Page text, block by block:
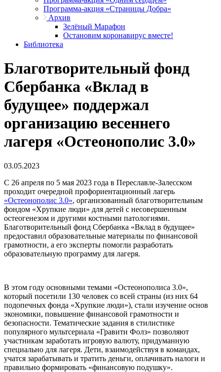
Программа-акция «Страницы Добра»
Архив
Зелёный Марафон
Остановим коронавирус вместе!
Библиотека
Благотворительный фонд
Сбербанка «Вклад в
будущее» поддержал
организацию весеннего
лагеря «Остеонополис 3.0»
03.05.2023
С 26 апреля по 5 мая 2023 года в Переславле-Залесском
проходит очередной профориентационный лагерь
«Остеонополис 3.0», организованный благотворительным
фондом «Хрупкие люди» для детей с несовершенным
остеогенезом и другими костными патологиями.
Благотворительный фонд Сбербанка «Вклад в будущее»
предоставил образовательные материалы по финансовой
грамотности, а его эксперты помогли разработать
образовательную программу для лагеря.
В этом году основными темами «Остеонополиса 3.0»,
который посетили 130 человек со всей страны (из них 64
подопечных фонда «Хрупкие люди»), стали изучение основ
экономики, повышение финансовой грамотности и
безопасности. Тематические задания в стилистике
популярного мультсериала «Гравити Фолз» позволяют
участникам заработать игровую валюту, придуманную
специально для лагеря. Дети, взаимодействуя в командах,
учатся зарабатывать и тратить деньги, оплачивать налоги и
правильно формировать «финансовую подушку».